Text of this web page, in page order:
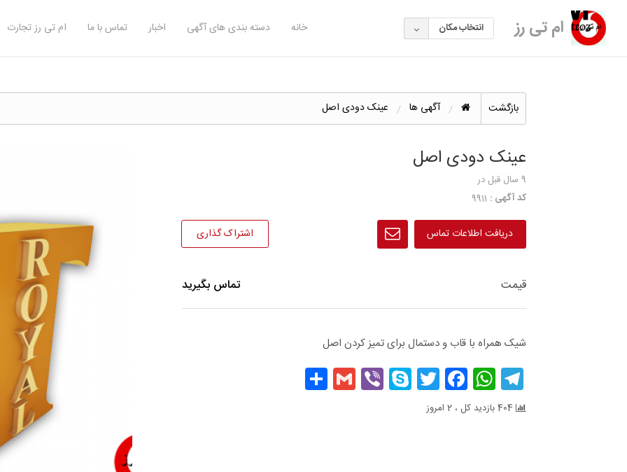
ام تی رز انتخاب مکان خانه دسته بندی های آگهی اخبار تماس با ما ام تی رز تجارت
بازگشت آگهی ها عینک دودی اصل
عینک دودی اصل
9 سال قبل
در
کد آگهی :
دریافت اطلاعات تماس اشتراک گذاری
قیمت تماس بگیرید
شیک همراه با قاب و دستمال برای تمیز کردن اصل
Telegram
WhatsApp
Facebook
Twitter
Skype
Viber
Gmail